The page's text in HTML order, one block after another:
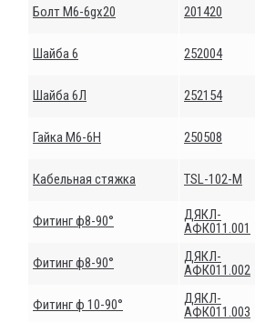
Болт М6-6gх20 201420
Шайба 6 252004
Шайба 6Л 252154
Гайка М6-6Н 250508
Кабельная стяжка ТSL-102-М
Фитинг ф8-90°
ДЯКЛ-
АФК011.001
Фитинг ф8-90°
ДЯКЛ-
АФК011.002
Фитинг ф 10-90°
ДЯКЛ-
АФК011.003